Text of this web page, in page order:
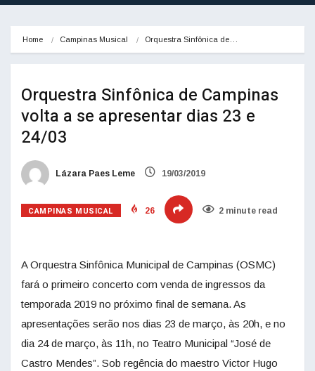
Home Campinas Musical Orquestra Sinfônica de…
Orquestra Sinfônica de Campinas
volta a se apresentar dias 23 e
24/03
Lázara Paes Leme 19/03/2019
CAMPINAS MUSICAL 26 2 minute read
A Orquestra Sinfônica Municipal de Campinas (OSMC)
fará o primeiro concerto com venda de ingressos da
temporada 2019 no próximo final de semana. As
apresentações serão nos dias 23 de março, às 20h, e no
dia 24 de março, às 11h, no Teatro Municipal “José de
Castro Mendes”. Sob regência do maestro Victor Hugo